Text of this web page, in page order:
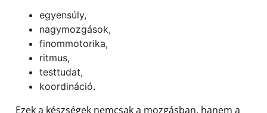
egyensúly,
nagymozgások,
finommotorika,
ritmus,
testtudat,
koordináció.
Ezek a készségek nemcsak a mozgásban, hanem a